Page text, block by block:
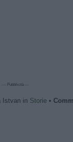
--- Pubblicità ---
Istvan in Storie •